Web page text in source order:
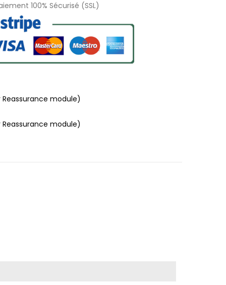
100% Sécurisé (SSL)
module)
module)